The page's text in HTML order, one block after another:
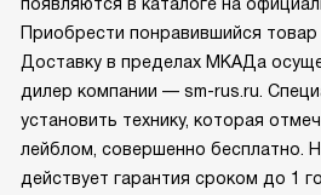
появляются в каталоге на
Приобрести понравившийся
Доставку в пределах МКАДа
дилер компании — sm-rus.ru.
установить технику, которая
лейблом, совершенно бесплатно.
действует гарантия сроком до 1